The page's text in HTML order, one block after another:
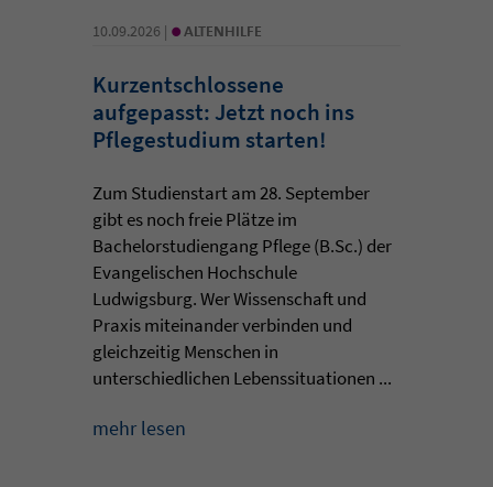
10.09.2026 | • ALTENHILFE
Kurzentschlossene
aufgepasst: Jetzt noch ins
Pflegestudium starten!
Zum Studienstart am 28. September
gibt es noch freie Plätze im
Bachelorstudiengang Pflege (B.Sc.) der
Evangelischen Hochschule
Ludwigsburg. Wer Wissenschaft und
Praxis miteinander verbinden und
gleichzeitig Menschen in
unterschiedlichen Lebenssituationen ...
mehr lesen